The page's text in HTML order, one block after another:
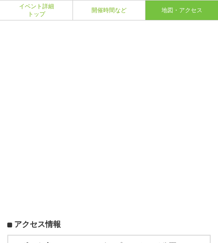
イベント詳細
トップ
開催時間など 地図・アクセス
アクセス情報